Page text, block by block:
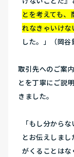
とを考えても
れなきゃいけな
した。」（岡
取引先へのご案
とを丁寧にご説
きました。
「もし分から
とお伝えしま
がくることはな